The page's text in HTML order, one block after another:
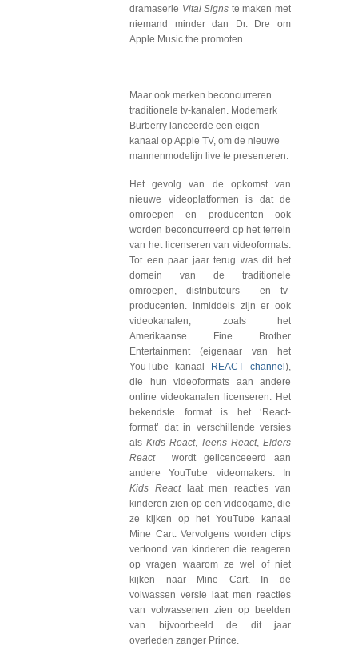
dramaserie Vital Signs te maken met
niemand minder dan Dr. Dre om
Apple Music the promoten.
Maar ook merken beconcurreren
traditionele tv-kanalen. Modemerk
Burberry lanceerde een eigen
kanaal op Apple TV, om de nieuwe
mannenmodelijn live te presenteren.
Het gevolg van de opkomst van
nieuwe videoplatformen is dat de
omroepen en producenten ook
worden beconcurreerd op het terrein
van het licenseren van videoformats.
Tot een paar jaar terug was dit het
domein van de traditionele
omroepen, distributeurs en tv-
producenten. Inmiddels zijn er ook
videokanalen, zoals het
Amerikaanse Fine Brother
Entertainment (eigenaar van het
YouTube kanaal
REACT channel ),
die hun videoformats aan andere
online videokanalen licenseren. Het
bekendste format is het ‘React-
format’ dat in verschillende versies
als Kids React, Teens React,Elders
React wordt gelicenceeerd aan
andere YouTube videomakers. In
Kids Reactlaat men reacties van
kinderen zien op een videogame, die
ze kijken op het YouTube kanaal
Mine Cart. Vervolgens worden clips
vertoond van kinderen die reageren
op vragen waarom ze wel of niet
kijken naar Mine Cart. In de
volwassen versie laat men reacties
van volwassenen zien op beelden
van bijvoorbeeld de dit jaar
overleden zanger Prince.